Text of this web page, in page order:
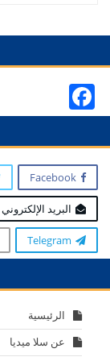
Facebook
البريد الإلكتروني
Telegram
الرئيسية
عن سلا ميديا